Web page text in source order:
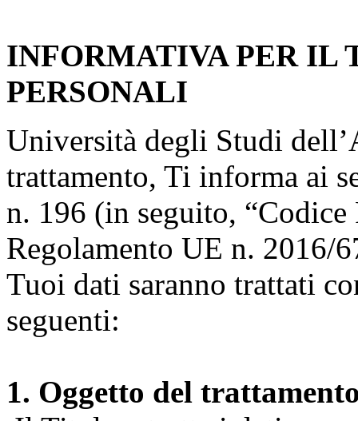
INFORMATIVA PER IL
PERSONALI
Università degli Studi
trattamento, Ti informa ai
n. 196 (in seguito, “Codice
Regolamento UE n. 2016/
Tuoi dati saranno trattati
seguenti:
1. Oggetto del